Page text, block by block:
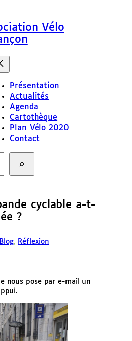
Vélo
Présentation
Actualités
Agenda
Cartothèque
Plan Vélo 2020
Contact
cyclable a-t-
?
Blog, Réflexion
nous pose par e-mail un